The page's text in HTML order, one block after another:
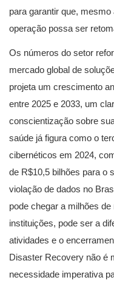
para garantir que,
operação possa ser
Os números do setor
mercado global de
projeta um crescimento
entre 2025 e 2033, um
conscientização sobre
saúde já figura como o
cibernéticos em 2024,
de R$10,5 bilhões para o
violação de dados no
pode chegar a milhões
instituições, pode ser a
atividades e o
Disaster Recovery não é
necessidade imperativa